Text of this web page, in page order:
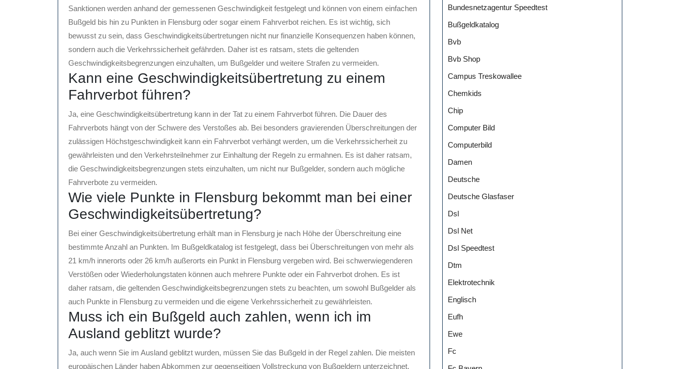
Sanktionen werden anhand der gemessenen Geschwindigkeit festgelegt und können von einem einfachen
Bußgeld bis hin zu Punkten in Flensburg oder sogar einem Fahrverbot reichen. Es ist wichtig, sich
bewusst zu sein, dass Geschwindigkeitsübertretungen nicht nur finanzielle Konsequenzen haben können,
sondern auch die Verkehrssicherheit gefährden. Daher ist es ratsam, stets die geltenden
Geschwindigkeitsbegrenzungen einzuhalten, um Bußgelder und weitere Strafen zu vermeiden.
Kann eine Geschwindigkeitsübertretung zu einem
Fahrverbot führen?
Ja, eine Geschwindigkeitsübertretung kann in der Tat zu einem Fahrverbot führen. Die Dauer des
Fahrverbots hängt von der Schwere des Verstoßes ab. Bei besonders gravierenden Überschreitungen der
zulässigen Höchstgeschwindigkeit kann ein Fahrverbot verhängt werden, um die Verkehrssicherheit zu
gewährleisten und den Verkehrsteilnehmer zur Einhaltung der Regeln zu ermahnen. Es ist daher ratsam,
die Geschwindigkeitsbegrenzungen stets einzuhalten, um nicht nur Bußgelder, sondern auch mögliche
Fahrverbote zu vermeiden.
Wie viele Punkte in Flensburg bekommt man bei einer
Geschwindigkeitsübertretung?
Bei einer Geschwindigkeitsübertretung erhält man in Flensburg je nach Höhe der Überschreitung eine
bestimmte Anzahl an Punkten. Im Bußgeldkatalog ist festgelegt, dass bei Überschreitungen von mehr als
21 km/h innerorts oder 26 km/h außerorts ein Punkt in Flensburg vergeben wird. Bei schwerwiegenderen
Verstößen oder Wiederholungstaten können auch mehrere Punkte oder ein Fahrverbot drohen. Es ist
daher ratsam, die geltenden Geschwindigkeitsbegrenzungen stets zu beachten, um sowohl Bußgelder als
auch Punkte in Flensburg zu vermeiden und die eigene Verkehrssicherheit zu gewährleisten.
Muss ich ein Bußgeld auch zahlen, wenn ich im
Ausland geblitzt wurde?
Ja, auch wenn Sie im Ausland geblitzt wurden, müssen Sie das Bußgeld in der Regel zahlen. Die meisten
europäischen Länder haben Abkommen zur gegenseitigen Vollstreckung von Bußgeldern unterzeichnet,
Bundesnetzagentur Speedtest
Bußgeldkatalog
Bvb
Bvb Shop
Campus Treskowallee
Chemkids
Chip
Computer Bild
Computerbild
Damen
Deutsche
Deutsche Glasfaser
Dsl
Dsl Net
Dsl Speedtest
Dtm
Elektrotechnik
Englisch
Eufh
Ewe
Fc